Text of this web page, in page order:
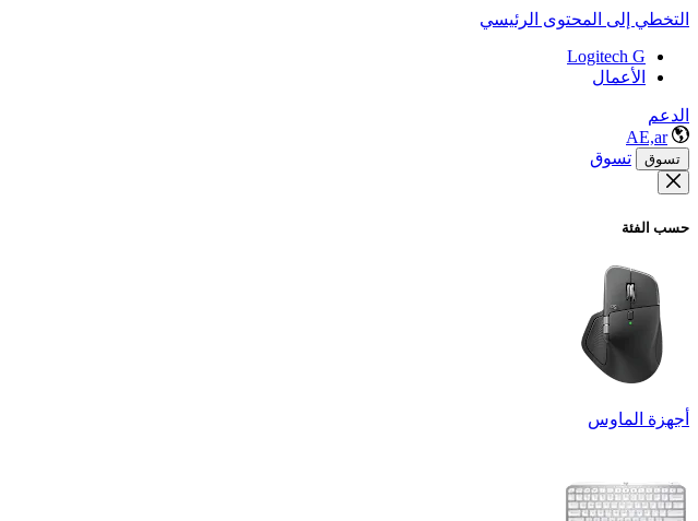
التخطي إلى المحتوى الرئيسي
Logitech G
الأعمال
الدعم
AE,ar
تسوق تسوق
حسب الفئة
أجهزة الماوس